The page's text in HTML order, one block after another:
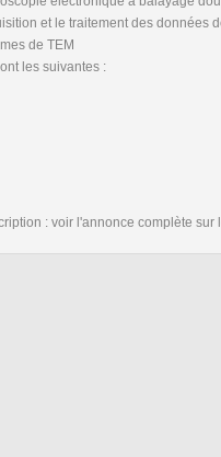
et le traitement des données
de TEM
les suivantes :
: voir l'annonce complète sur